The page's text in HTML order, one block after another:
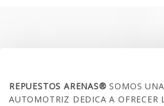
REPUESTOS ARENAS®SOMOS
AUTOMOTRIZ DEDICA A OFRECER